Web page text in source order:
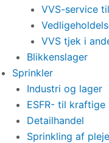
VVS-service
VVS tjek i
Blikkenslager
Sprinkler
Industri og lager
ESFR- til kraftige
Detailhandel
Sprinkling af